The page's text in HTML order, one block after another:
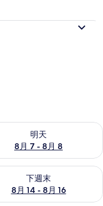
明天
8月 7 - 8月 8
(8月 7 - 8月 8) 的供
下週末
8月 14 - 8月 16
末 (8月 14 - 8月 16)